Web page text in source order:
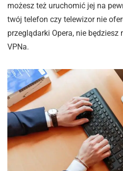
możesz też uruchomić jej na
twój telefon czy telewizor nie
przeglądarki Opera, nie będziesz
VPNa.